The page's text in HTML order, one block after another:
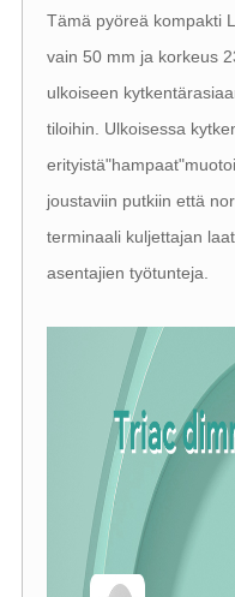
Tämä pyöreä kompakti
vain 50 mm ja korkeus
ulkoiseen
tiloihin. Ulkoisessa
joustaviin putkiin että
terminaali kuljettajan
asentajien työtunteja.